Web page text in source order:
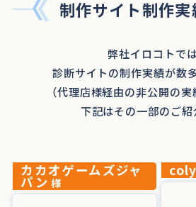
制作サイト制作
弊社イロコトでは
診断サイトの制作実績が数
（代理店様経由の非公開の実
下記はその一部のご紹
カカオゲームズジャ
パン 様
coly